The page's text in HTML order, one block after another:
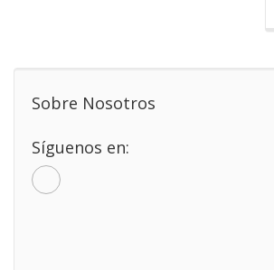
Sobre Nosotros
Síguenos en: